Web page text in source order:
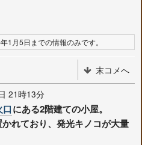
1月5日までの情報のみです。
末コメへ
21時13分
にある2階建ての小屋。
れており、発光キノコが大量